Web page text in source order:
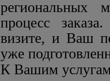
региональных
процесс
визите, и Ваш
уже
К Вашим